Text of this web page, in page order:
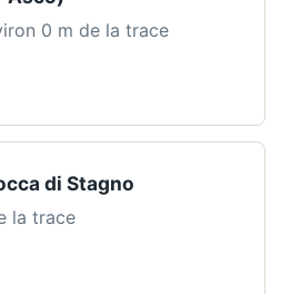
0 m de la trace
di Stagno
la trace